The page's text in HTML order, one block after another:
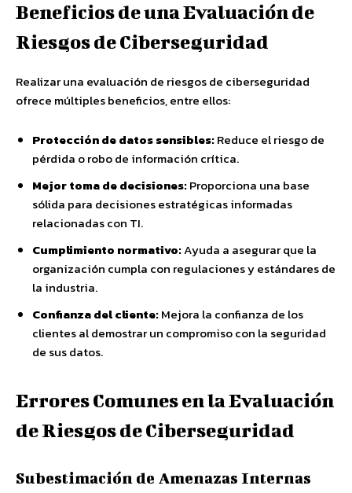
Beneficios de una Evaluación de
Riesgos de Ciberseguridad
Realizar una evaluación de riesgos de ciberseguridad
ofrece múltiples beneficios, entre ellos:
Protección de datos sensibles:Reduce el riesgo de
pérdida o robo de información crítica.
Mejor toma de decisiones:Proporciona una base
sólida para decisiones estratégicas informadas
relacionadas con TI.
Cumplimiento normativo:Ayuda a asegurar que la
organización cumpla con regulaciones y estándares de
la industria.
Confianza del cliente:Mejora la confianza de los
clientes al demostrar un compromiso con la seguridad
de sus datos.
Errores Comunes en la Evaluación
de Riesgos de Ciberseguridad
Subestimación de Amenazas Internas